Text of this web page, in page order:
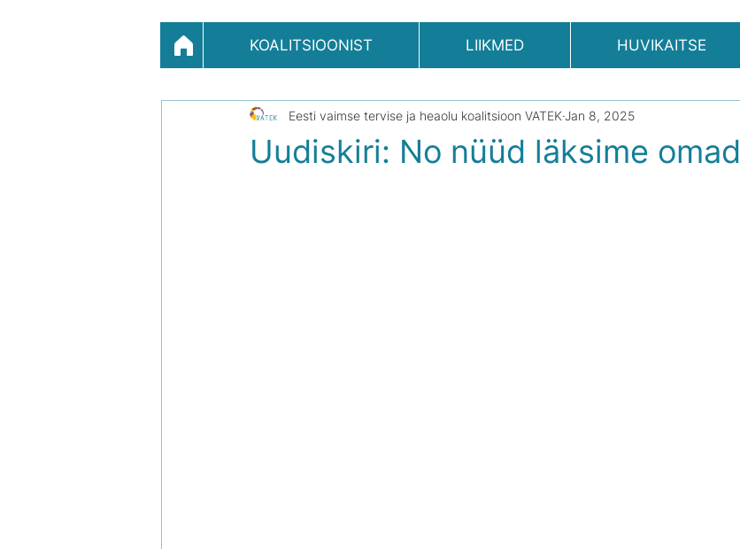
KOALITSIOONIST LIIKMED HUVIKAITSE
Uudiskiri: No nüüd läksime
Eesti vaimse tervise ja heaolu koalitsioon VATEK Jan 8, 2025